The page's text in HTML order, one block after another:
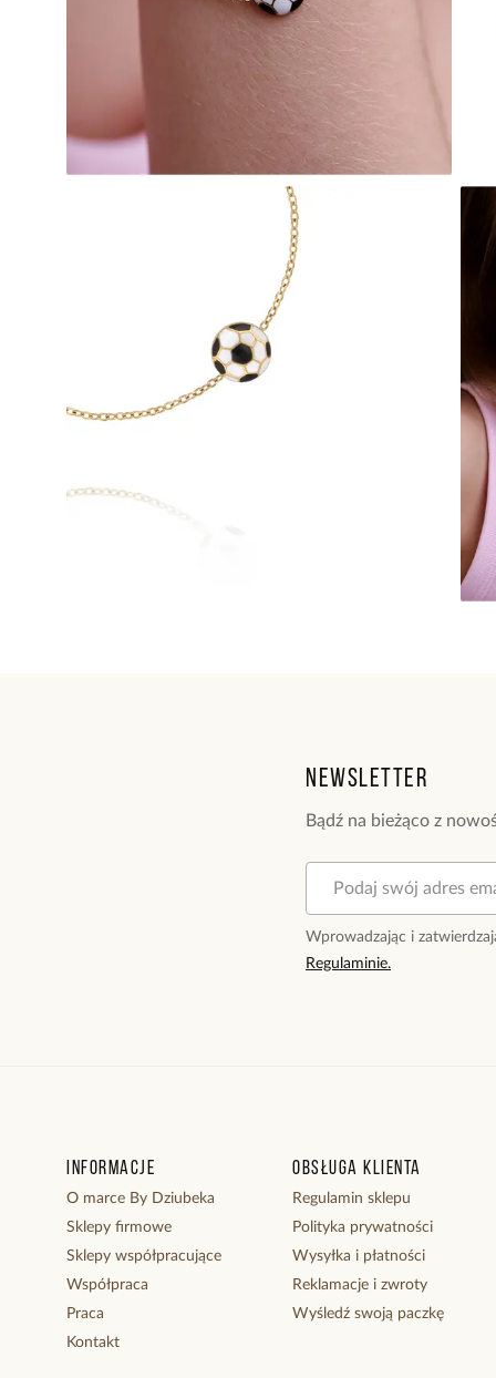
Newsletter
Bądź na bieżąco z
Wprowadzając i
Regulaminie.
Informacje
O marce By Dziubeka
Sklepy firmowe
Sklepy współpracujące
Współpraca
Praca
Kontakt
Obsługa klienta
Regulamin sklepu
Polityka prywatności
Wysyłka i płatności
Reklamacje i zwroty
Wyśledź swoją paczkę